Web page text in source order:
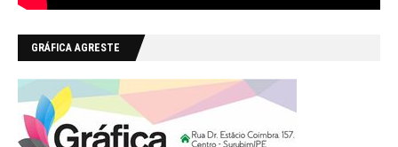
GRÁFICA AGRESTE